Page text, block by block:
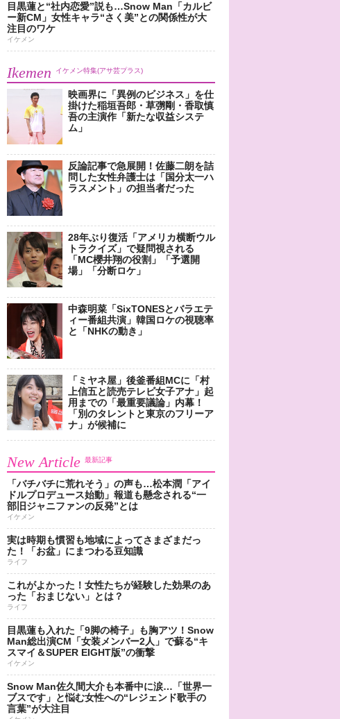
目黒蓮と“社内恋愛”説も…Snow Man「カルビ
ー新CM」女性キャラ“さく美”との関係性が大
注目のワケ
イケメン
Ikemen イケメン特集(アサ芸プラス)
映画界に「異例のビジネス」を仕
掛けた稲垣吾郎・草彅剛・香取慎
吾の主演作「新たな収益システ
ム」
反論記事で急展開！佐藤二朗を詰
問した女性弁護士は「国分太一ハ
ラスメント」の担当者だった
28年ぶり復活「アメリカ横断ウル
トラクイズ」で疑問視される
「MC櫻井翔の役割」「予選開
場」「分断ロケ」
中森明菜「SixTONESとバラエテ
ィー番組共演」韓国ロケの視聴率
と「NHKの動き」
「ミヤネ屋」後釜番組MCに「村
上信五と読売テレビ女子アナ」起
用までの「最重要議論」内幕！
「別のタレントと東京のフリーア
ナ」が候補に
New Article 最新記事
「バチバチに荒れそう」の声も…松本潤「アイ
ドルプロデュース始動」報道も懸念される“一
部旧ジャニファンの反発”とは
イケメン
実は時期も慣習も地域によってさまざまだっ
た！「お盆」にまつわる豆知識
ライフ
これがよかった！女性たちが経験した効果のあ
った「おまじない」とは？
ライフ
目黒蓮も入れた「9脚の椅子」も胸アツ！Snow
Man総出演CM「女装メンバー2人」で蘇る“キ
スマイ＆SUPER EIGHT版”の衝撃
イケメン
Snow Man佐久間大介も本番中に涙…「世界一
ブスです」と悩む女性への“レジェンド歌手の
言葉”が大注目